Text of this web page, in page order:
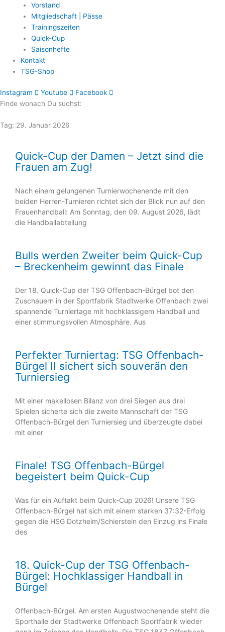
Vorstand
Mitgliedschaft | Pässe
Trainingszeiten
Quick-Cup
Saisonhefte
Kontakt
TSG-Shop
Instagram Youtube
Facebook
Finde wonach Du suchst:
Tag: 29. Januar 2026
Quick-Cup der Damen – Jetzt sind die
Frauen am Zug!
Nach einem gelungenen Turnierwochenende mit den
beiden Herren-Turnieren richtet sich der Blick nun auf den
Frauenhandball: Am Sonntag, den 09. August 2026, lädt
die Handballabteilung
Bulls werden Zweiter beim Quick-Cup
– Breckenheim gewinnt das Finale
Der 18. Quick-Cup der TSG Offenbach-Bürgel bot den
Zuschauern in der Sportfabrik Stadtwerke Offenbach zwei
spannende Turniertage mit hochklassigem Handball und
einer stimmungsvollen Atmosphäre. Aus
Perfekter Turniertag: TSG Offenbach-
Bürgel II sichert sich souverän den
Turniersieg
Mit einer makellosen Bilanz von drei Siegen aus drei
Spielen sicherte sich die zweite Mannschaft der TSG
Offenbach-Bürgel den Turniersieg und überzeugte dabei
mit einer
Finale! TSG Offenbach-Bürgel
begeistert beim Quick-Cup
Was für ein Auftakt beim Quick-Cup 2026! Unsere TSG
Offenbach-Bürgel hat sich mit einem starken 37:32-Erfolg
gegen die HSG Dotzheim/Schierstein den Einzug ins Finale
des
18. Quick-Cup der TSG Offenbach-
Bürgel: Hochklassiger Handball in
Bürgel
Offenbach-Bürgel. Am ersten Augustwochenende steht die
Sporthalle der Stadtwerke Offenbach Sportfabrik wieder